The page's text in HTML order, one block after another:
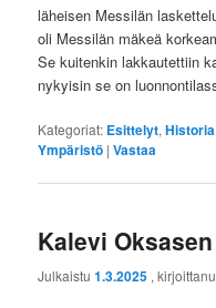
läheisen Messilän
oli Messilän mäkeä
Se kuitenkin lakkautettiin
nykyisin se on
Kategoriat: Esittelyt,Historia
Ympäristö |Vastaa
Kalevi
Julkaistu1.3.2025 ,